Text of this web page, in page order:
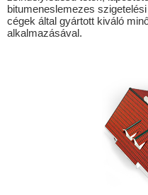
Alsóregmec
bitumeneslemezes
cégek által gyártott kiváló
alkalmazásával.